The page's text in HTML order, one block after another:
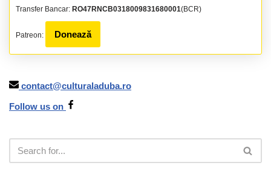
Transfer Bancar: RO47RNCB0318009831680001(BCR)
Patreon: Donează
contact@culturaladuba.ro
Follow us on